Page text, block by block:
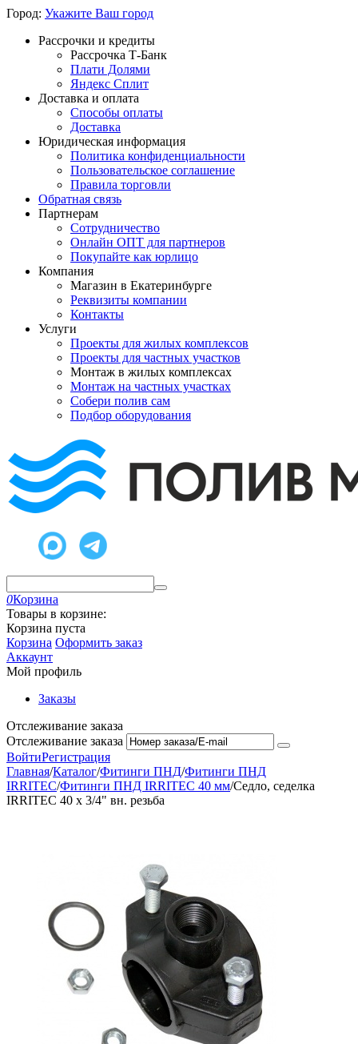
Город: Укажите Ваш город
Рассрочки и кредиты
Рассрочка Т-Банк
Плати Долями
Яндекс Сплит
Доставка и оплата
Способы оплаты
Доставка
Юридическая информация
Политика конфиденциальности
Пользовательское соглашение
Правила торговли
Обратная связь
Партнерам
Сотрудничество
Онлайн ОПТ для партнеров
Покупайте как юрлицо
Компания
Магазин в Екатеринбурге
Реквизиты компании
Контакты
Услуги
Проекты для жилых комплексов
Проекты для частных участков
Монтаж в жилых комплексах
Монтаж на частных участках
Собери полив сам
Подбор оборудования
0Корзина
Товары в корзине:
Корзина пуста
Корзина Оформить заказ
Аккаунт
Мой профиль
Заказы
Отслеживание заказа
Отслеживание заказа
ВойтиРегистрация
Главная/Каталог/Фитинги ПНД/Фитинги ПНД
IRRITEC/Фитинги ПНД IRRITEC 40 мм/Седло, седелка
IRRITEC 40 х 3/4" вн. резьба